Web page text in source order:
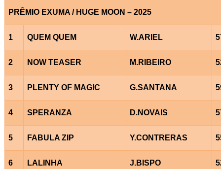
PRÊMIO EXUMA / HUGE MOON – 2025
1 QUEM QUEM W.ARIEL
2 NOW TEASER M.RIBEIRO
3 PLENTY OF MAGIC G.SANTANA
4 SPERANZA D.NOVAIS
5 FABULA ZIP Y.CONTRERAS
6 LALINHA J.BISPO